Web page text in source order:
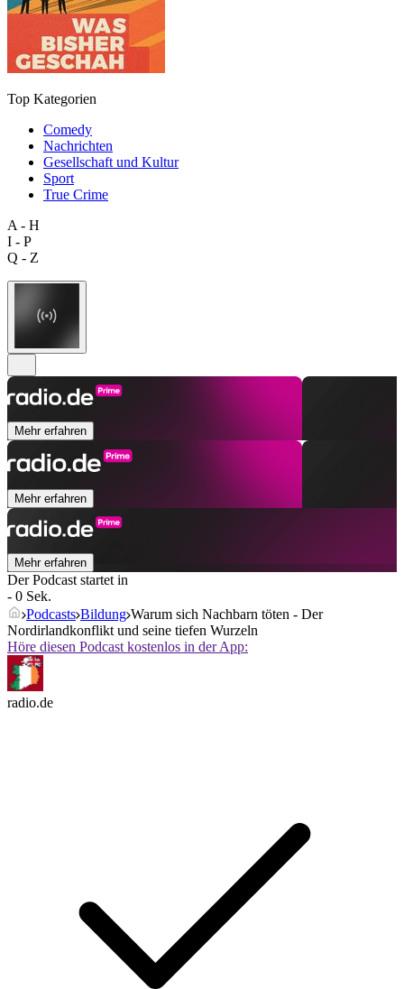
Top Kategorien
Comedy
Nachrichten
Gesellschaft und Kultur
Sport
True Crime
A - H
I - P
Q - Z
Mehr erfahren
Mehr erfahren
Mehr erfahren
Der Podcast startet in
- 0 Sek.
Podcasts Bildung Warum sich Nachbarn töten - Der
Nordirlandkonflikt und seine tiefen Wurzeln
Höre diesen Podcast kostenlos in der App:
radio.de